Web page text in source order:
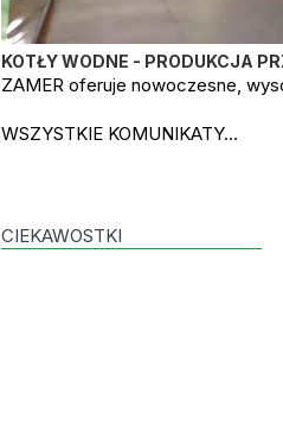
KOTŁY WODNE - PRODUKCJA
ZAMER oferuje nowoczesne,
WSZYSTKIE KOMUNIKATY...
CIEKAWOSTKI